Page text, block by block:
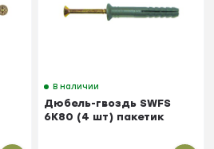
В наличии
Дюбель-гвоздь SWFS
6K80 (4 шт) пакетик